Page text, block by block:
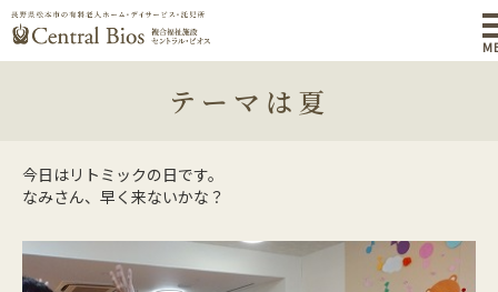
テーマは夏
今日はリトミックの日です。
なみさん、早く来ないかな？